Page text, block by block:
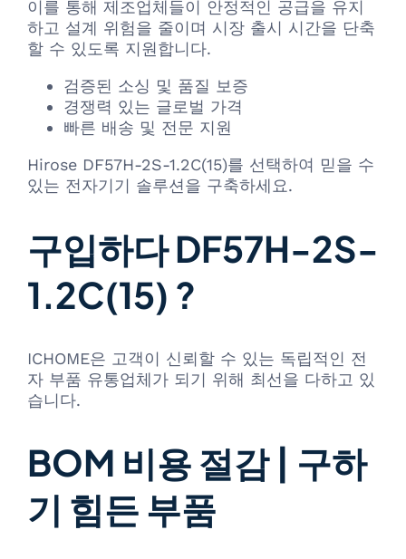
이를 통해 제조업체들이 안정적인 공급을 유지
하고 설계 위험을 줄이며 시장 출시 시간을 단축
할 수 있도록 지원합니다.
검증된 소싱 및 품질 보증
경쟁력 있는 글로벌 가격
빠른 배송 및 전문 지원
Hirose DF57H-2S-1.2C(15)를 선택하여 믿을 수
있는 전자기기 솔루션을 구축하세요.
구입하다 DF57H-2S-
1.2C(15) ?
ICHOME은 고객이 신뢰할 수 있는 독립적인 전
자 부품 유통업체가 되기 위해 최선을 다하고 있
습니다.
BOM 비용 절감 | 구하
기 힘든 부품